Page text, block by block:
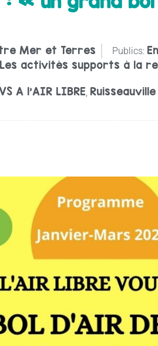
Mer et Terres Publics:
activités supports à la
A l'AIR LIBRE, Ruisseauville